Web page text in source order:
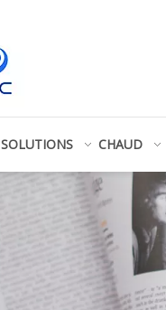
SOLUTIONS CHAUD